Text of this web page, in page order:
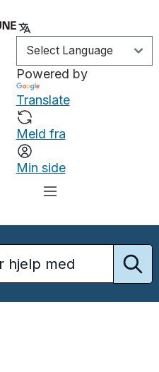
Powered by
Translate
Meld fra
Min side